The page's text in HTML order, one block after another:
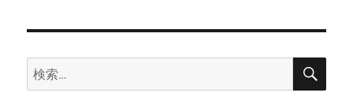
ン
検
索:
検